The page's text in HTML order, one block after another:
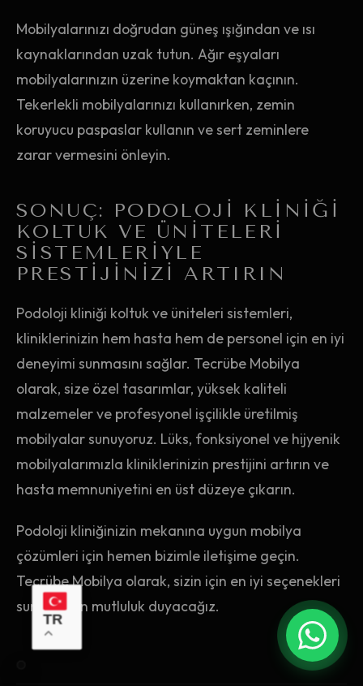
Mobilyalarınızı doğrudan güneş ışığından ve ısı
kaynaklarından uzak tutun. Ağır eşyaları
mobilyalarınızın üzerine koymaktan kaçının.
Tekerlekli mobilyalarınızı kullanırken, zemin
koruyucu paspaslar kullanın ve sert zeminlere
zarar vermesini önleyin.
SONUÇ: PODOLOJI KLINIĞI
KOLTUK VE ÜNITELERI
SISTEMLERIYLE
PRESTIJINIZI ARTIRIN
Podoloji kliniği koltuk ve üniteleri sistemleri,
kliniklerinizin hem hasta hem de personel için en iyi
deneyimi sunmasını sağlar. Tecrübe Mobilya
olarak, size özel tasarımlar, yüksek kaliteli
malzemeler ve profesyonel işçilikle üretilmiş
mobilyalar sunuyoruz. Lüks, fonksiyonel ve hijyenik
mobilyalarımızla kliniklerinizin prestijini artırın ve
hasta memnuniyetini en üst düzeye çıkarın.
Podoloji kliniğinizin mekanına uygun mobilya
çözümleri için hemen bizimle iletişime geçin.
Tecrübe Mobilya olarak, sizin için en iyi seçenekleri
sunmaktan mutluluk duyacağız.
TR